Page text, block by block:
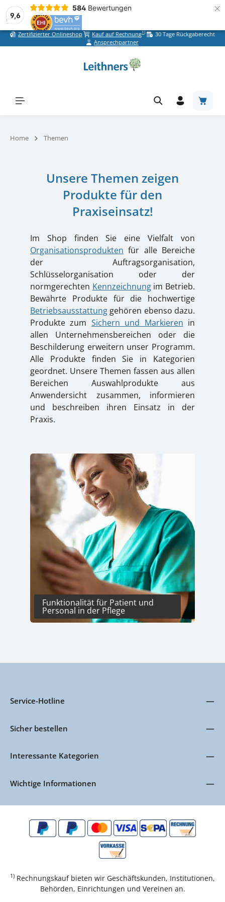
9,6
584 Bewertungen ×
Zum Hauptinhalt springen
Zertifizierter Onlineshop Kauf auf Rechnung1)
30 Tage Rückgaberecht
Ansprechpartner
Home Themen
Unsere Themen zeigen
Produkte für den
Praxiseinsatz!
Im Shop finden Sie eine Vielfalt von
Organisationsprodukten für alle Bereiche
der Auftragsorganisation,
Schlüsselorganisation oder der
normgerechten Kennzeichnungim Betrieb.
Bewährte Produkte für die hochwertige
Betriebsausstattung gehören ebenso dazu.
Produkte zum Sichern und Markieren in
allen Unternehmensbereichen oder die
Beschilderung erweitern unser Programm.
Alle Produkte finden Sie in Kategorien
geordnet. Unsere Themen fassen aus allen
Bereichen Auswahlprodukte aus
Anwendersicht zusammen, informieren
und beschreiben ihren Einsatz in der
Praxis.
Kategoriegalerie überspringen
Funktionalität für Patient und
Personal in der Pflege
Service-Hotline
Sicher bestellen
Interessante Kategorien
Wichtige Informationen
1) Rechnungskauf bieten wir Geschäftskunden, Institutionen,
Behörden, Einrichtungen und Vereinen an.